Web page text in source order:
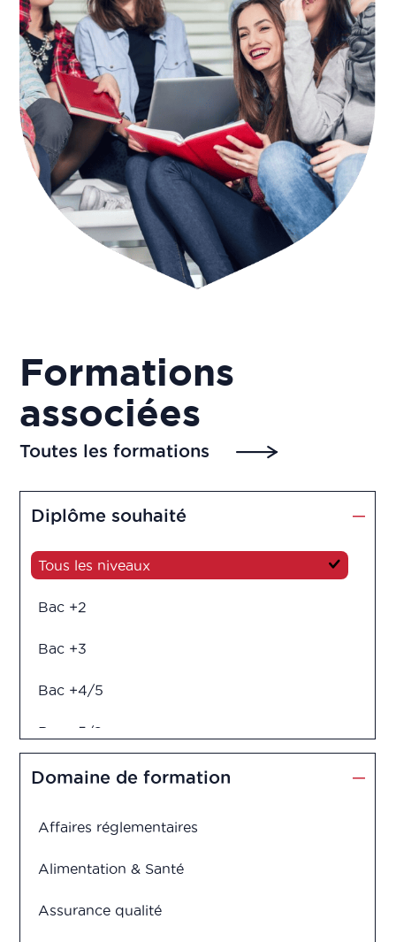
Formations
associées
Toutes les formations
Diplôme souhaité
Tous les niveaux
Bac +2
Bac +3
Bac +4/5
Bac +5/6
Diplôme d'ingénieur
Domaine de formation
Affaires réglementaires
Alimentation & Santé
Assurance qualité